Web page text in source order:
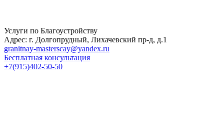
Услуги по Благоустройству
Адрес: г. Долгопрудный, Лихачевский пр-д, д.1
granitnay-masterscay@yandex.ru
Бесплатная консультация
+7(915)402-50-50